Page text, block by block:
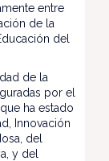
entre
de la
del
de la
por el
ha estado
Innovación
del
y del